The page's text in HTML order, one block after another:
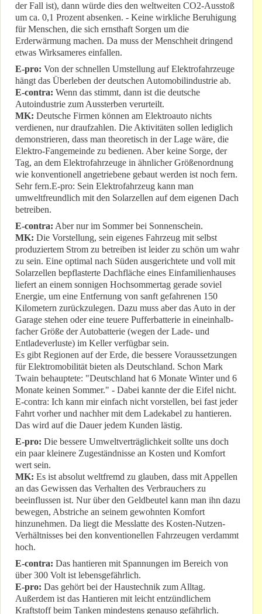
der Fall ist), dann würde dies den weltweiten CO2-Ausstoß
um ca. 0,1 Prozent absenken. - Keine wirkliche Beruhigung
für Menschen, die sich ernsthaft Sorgen um die
Erderwärmung machen. Da muss der Menschheit dringend
etwas Wirksameres einfallen.
E-pro: Von der schnellen Umstellung auf Elektrofahrzeuge
hängt das Überleben der deutschen Automobilindustrie ab.
E-contra: Wenn das stimmt, dann ist die deutsche
Autoindustrie zum Aussterben verurteilt.
MK: Deutsche Firmen können am Elektroauto nichts
verdienen, nur draufzahlen. Die Aktivitäten sollen lediglich
demonstrieren, dass man theoretisch in der Lage wäre, die
Elektro-Fangemeinde zu bedienen. Aber keine Sorge, der
Tag, an dem Elektrofahrzeuge in ähnlicher Größenordnung
wie konventionell angetriebene gebaut werden ist noch fern.
Sehr fern.E-pro: Sein Elektrofahrzeug kann man
umweltfreundlich mit den Solarzellen auf dem eigenen Dach
betreiben.
E-contra: Aber nur im Sommer bei Sonnenschein.
MK: Die Vorstellung, sein eigenes Fahrzeug mit selbst
produziertem Strom zu betreiben ist leider zu schön um wahr
zu sein. Eine optimal nach Süden ausgerichtete und voll mit
Solarzellen bepflasterte Dachfläche eines Einfamilienhauses
liefert an einem sonnigen Hochsommertag gerade soviel
Energie, um eine Entfernung von sanft gefahrenen 150
Kilometern zurückzulegen. Dazu muss aber das Auto in der
Garage stehen oder eine teuere Pufferbatterie in eineinhalb-
facher Größe der Autobatterie (wegen der Lade- und
Entladeverluste) im Keller verfügbar sein.
Es gibt Regionen auf der Erde, die bessere Voraussetzungen
für Elektromobilität bieten als Deutschland. Schon Mark
Twain behauptete: "Deutschland hat 6 Monate Winter und 6
Monate keinen Sommer." - Dabei kannte der die Eifel nicht.
E-contra: Ich kann mir einfach nicht vorstellen, bei fast jeder
Fahrt vorher und nachher mit dem Ladekabel zu hantieren.
Das wird auf die Dauer jedem Kunden lästig.
E-pro: Die bessere Umweltverträglichkeit sollte uns doch
ein paar kleinere Zugeständnisse an Kosten und Komfort
wert sein.
MK: Es ist absolut weltfremd zu glauben, dass mit Appellen
an das Gewissen das Verhalten des Verbrauchers zu
beeinflussen ist. Nur über den Geldbeutel kann man ihn dazu
bewegen, Abstriche an seinem gewohnten Komfort
hinzunehmen. Da liegt die Messlatte des Kosten-Nutzen-
Verhältnisses bei den konventionellen Fahrzeugen verdammt
hoch.
E-contra: Das hantieren mit Spannungen im Bereich von
über 300 Volt ist lebensgefährlich.
E-pro: Das gehört bei der Haustechnik zum Alltag.
Außerdem ist das Hantieren mit leicht entzündlichem
Kraftstoff beim Tanken mindestens genauso gefährlich.